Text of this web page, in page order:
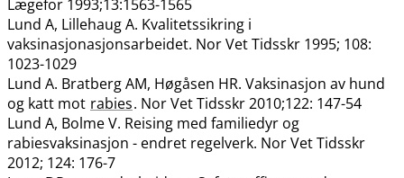
Lægefor 1993;13:1563-1565
Lund A, Lillehaug A. Kvalitetssikring i
vaksinasjonasjonsarbeidet. Nor Vet Tidsskr 1995; 108:
1023-1029
Lund A. Bratberg AM, Høgåsen HR. Vaksinasjon av hund
og katt mot rabies. Nor Vet Tidsskr 2010;122: 147-54
Lund A, Bolme V. Reising med familiedyr og
rabiesvaksinasjon - endret regelverk. Nor Vet Tidsskr
2012; 124: 176-7